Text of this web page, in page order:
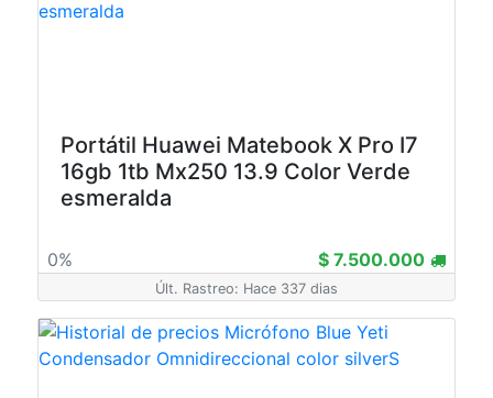
Portátil Huawei Matebook X Pro I7
16gb 1tb Mx250 13.9 Color Verde
esmeralda
0% $ 7.500.000
Últ. Rastreo: Hace 337 dias